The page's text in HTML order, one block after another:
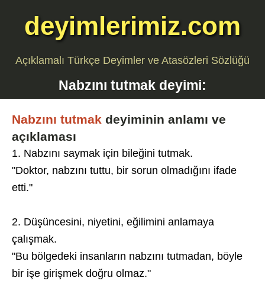
deyimlerimiz.com
Açıklamalı Türkçe Deyimler ve Atasözleri Sözlüğü
Nabzını tutmak deyimi:
Nabzını tutmak deyiminin anlamı ve
açıklaması
1. Nabzını saymak için bileğini tutmak.
"Doktor, nabzını tuttu, bir sorun olmadığını ifade
etti."
2. Düşüncesini, niyetini, eğilimini anlamaya
çalışmak.
"Bu bölgedeki insanların nabzını tutmadan, böyle
bir işe girişmek doğru olmaz."